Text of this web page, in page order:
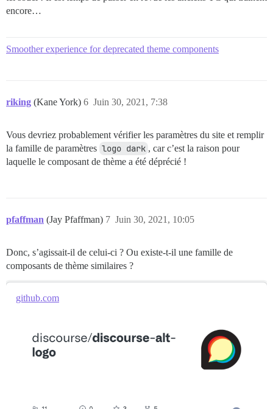
encore…
Smoother experience for deprecated theme components
riking (Kane York) Juin 30, 2021, 7:38
6
Vous devriez probablement vérifier les paramètres du site et remplir
la famille de paramètres logo dark , car c’est la raison pour
laquelle le composant de thème a été déprécié !
pfaffman (Jay Pfaffman) Juin 30, 2021, 10:05
7
Donc, s’agissait-il de celui-ci ? Ou existe-t-il une famille de
composants de thème similaires ?
github.com